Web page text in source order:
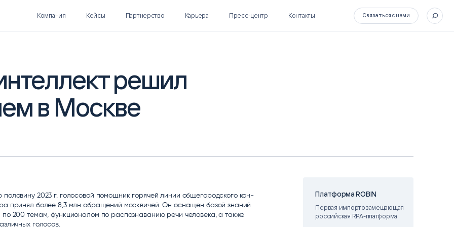
Polymatica EPM
ПЛАНИРОВАНИЕ И
БЮДЖЕТИРОВАНИЕ
SL Soft AI
AI ДЛЯ ГИПЕРАВТОМАТИЗАЦИИ
Компания Кейсы Партнерство Карьера Пресс-центр Контакты Связаться с нами
решил
в Москве
по­лови­ну 2023 г. го­лосо­вой по­мощ­ник го­рячей ли­нии об­ще­город­ско­го кон­
при­нял бо­лее 8,3 млн об­ра­щений мос­кви­чей. Он ос­на­щен ба­зой зна­ний
по 200 те­мам, фун­кцио­на­лом по рас­поз­на­ванию ре­чи че­лове­ка, а так­же
го­лосов.
Платформа ROBIN
Первая импортозамещающая
российская RPA-платформа